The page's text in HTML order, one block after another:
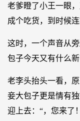
老爹瞪了小王一眼
成个吃货，到时候
这时，一个声音从
包子今天又有什么
老李头抬头一看，
妾大包子更是情有
迎上去：“，您来了